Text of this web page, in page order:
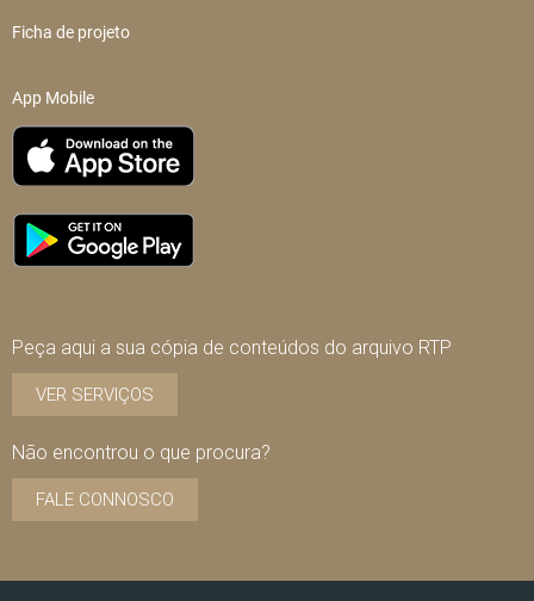
Ficha de projeto
App Mobile
Peça aqui a sua cópia de conteúdos do arquivo RTP
VER SERVIÇOS
Não encontrou o que procura?
FALE CONNOSCO